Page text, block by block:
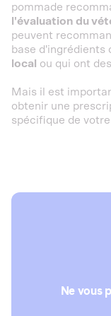
pommade
l'évaluation du
peuvent
base d'ingrédients
local ou qui ont
Mais il est
obtenir une
spécifique de
Ne vous